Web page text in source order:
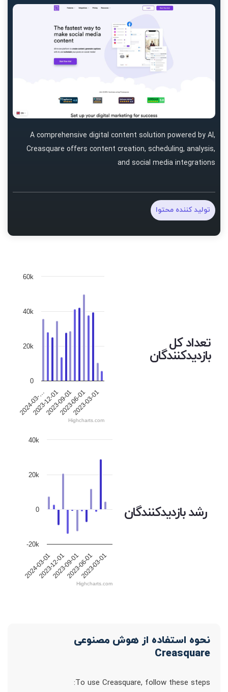
A comprehensive digital content solution powered by AI,
Creasquare offers content creation, scheduling, analysis,
and social media integrations
تولید کننده محتوا
تعداد کل
بازدیدکنندگان
2024-03-…
2023-12-012023-09-012023-06-01
2023-03-01
0
20k
40k
60k
Highcharts.com
رشد بازدیدکنندگان
2024-03-01
2023-12-012023-09-012023-06-012023-03-01
-20k
0
20k
40k
Highcharts.com
نحوه استفاده از هوش مصنوعی
Creasquare
To use Creasquare, follow these steps: